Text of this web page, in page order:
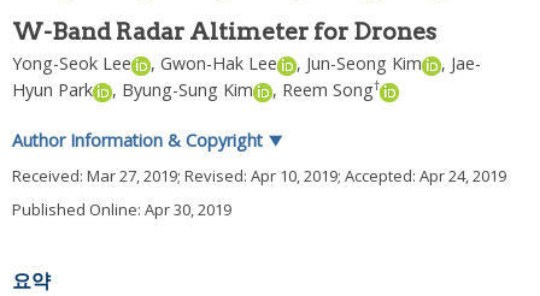
W-Band Radar Altimeter for Drones
Yong-Seok Lee , Gwon-Hak Lee , Jun-Seong Kim , Jae-
Hyun Park
, Byung-Sung Kim , Reem Song†
Author Information & Copyright ▼
Received: Mar 27, 2019; Revised: Apr 10, 2019; Accepted: Apr 24, 2019
Published Online: Apr 30, 2019
요약